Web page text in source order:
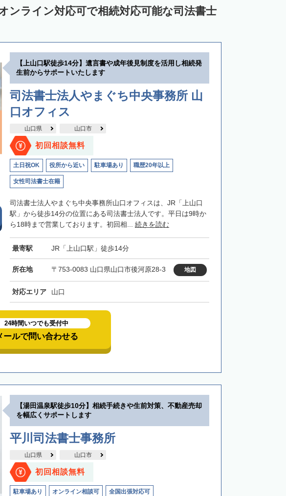
ンライン対応可で相続対応可能な司法書士
【上山口駅徒歩14分】遺言書や成年後見制度を活用し相続発
生前からサポートいたします
司法書士法人やまぐち中央事務所 山
口オフィス
山口県 山口市
初回相談無料
土日祝OK 役所から近い 駐車場あり 職歴20年以上
女性司法書士在籍
司法書士法人やまぐち中央事務所山口オフィスは、JR「上山口
駅」から徒歩14分の位置にある司法書士法人です。平日は9時か
ら18時まで営業しております。初回相... 続きを読む
最寄駅 JR「上山口駅」徒歩14分
所在地 〒753-0083 山口県山口市後河原28-3 地図
対応エリア 山口
24時間いつでも受付中
ールで問い合わせる
【湯田温泉駅徒歩10分】相続手続きや生前対策、不動産売却
を幅広くサポートします
平川司法書士事務所
山口県 山口市
初回相談無料
駐車場あり オンライン相談可 全国出張対応可